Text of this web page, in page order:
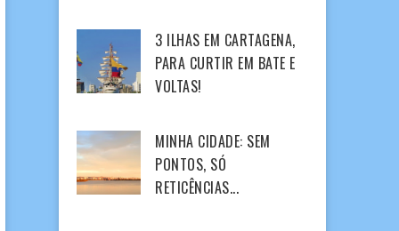
3 ILHAS EM CARTAGENA,
PARA CURTIR EM BATE E
VOLTAS!
MINHA CIDADE: SEM
PONTOS, SÓ
RETICÊNCIAS...